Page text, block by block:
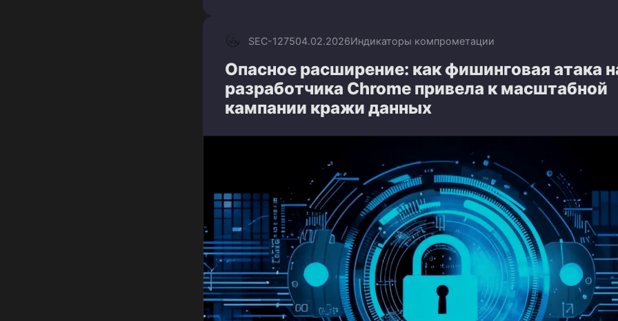
SEC-127504.02.2026Индикаторы компрометации
Опасное расширение: как фишинговая атака
разработчика Chrome привела к масштабной
кампании кражи данных